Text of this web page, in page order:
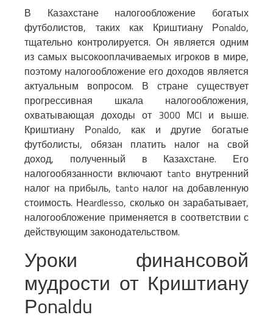
В Казахстане налогообложение богатых
футболистов, таких как Криштиану Рonaldo,
тщательно контролируется. Он является одним
из самых высокооплачиваемых игроков в мире,
поэтому налогообложение его доходов является
актуальным вопросом. В стране существует
прогрессивная шкала налогообложения,
охватывающая доходы от 3000 МCI и выше.
Криштиану Рonaldo, как и другие богатые
футболисты, обязан платить налог на свой
доход, полученный в Казахстане. Его
налогообязанности включают tanto внутренний
налог на прибыль, tanto налог на добавленную
стоимость. Неardlesso, сколько он зарабатывает,
налогообложение применяется в соответствии с
действующим законодательством.
Уроки финансовой
мудрости от Криштиану
Рonaldu